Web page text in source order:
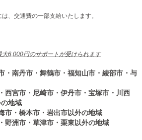
、交通費の一部支給いたします。
6,000円のサポートが受けられます
・南丹市・舞鶴市・福知山市・綾部市・与
西宮市・尼崎市・伊丹市・宝塚市・川西
地域
市・橋本市・岩出市以外の地域
野洲市・草津市・栗東以外の地域